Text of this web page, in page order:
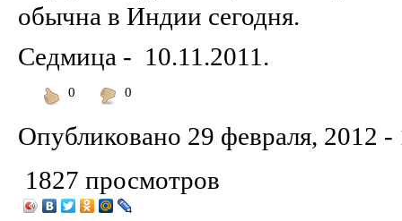
обычна в Индии сегодня.
Седмица - 10.11.2011.
0
0
Опубликовано 29 февраля, 2012 -
1827 просмотров